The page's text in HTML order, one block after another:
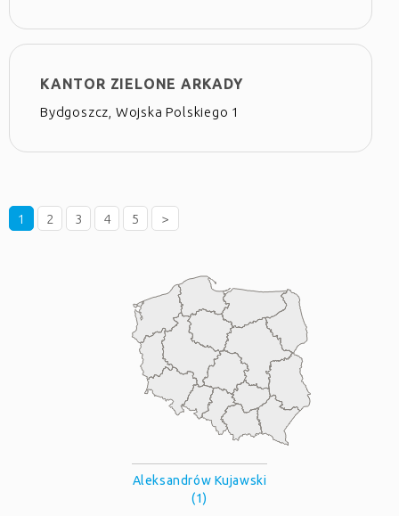
KANTOR ZIELONE ARKADY
Bydgoszcz, Wojska Polskiego 1
1 2 3 4 5 >
Aleksandrów Kujawski
(1)